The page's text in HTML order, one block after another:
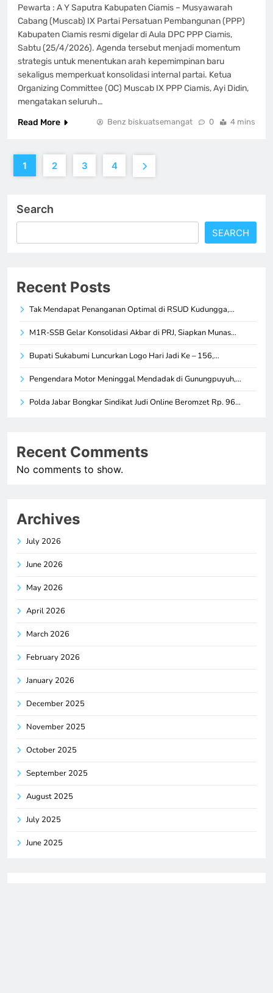
Pewarta : A Y Saputra Kabupaten Ciamis – Musyawarah
Cabang (Muscab) IX Partai Persatuan Pembangunan (PPP)
Kabupaten Ciamis resmi digelar di Aula DPC PPP Ciamis,
Sabtu (25/4/2026). Agenda tersebut menjadi momentum
strategis untuk menentukan arah kepemimpinan baru
sekaligus memperkuat konsolidasi internal partai. Ketua
Organizing Committee (OC) Muscab IX PPP Ciamis, Ayi Didin,
mengatakan seluruh…
Read More
Benz biskuatsemangat 0 4 mins
1 2 3 4
Search
SEARCH
Recent Posts
Tak Mendapat Penanganan Optimal di RSUD Kudungga,…
M1R-SSB Gelar Konsolidasi Akbar di PRJ, Siapkan Munas…
Bupati Sukabumi Luncurkan Logo Hari Jadi Ke – 156,…
Pengendara Motor Meninggal Mendadak di Gunungpuyuh,…
Polda Jabar Bongkar Sindikat Judi Online Beromzet Rp. 96…
Recent Comments
No comments to show.
Archives
July 2026
June 2026
May 2026
April 2026
March 2026
February 2026
January 2026
December 2025
November 2025
October 2025
September 2025
August 2025
July 2025
June 2025